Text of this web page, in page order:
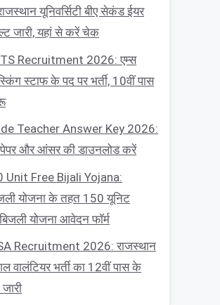
यूनिवर्सिटी बीए सेकंड ईयर
जारी, यहां से करें चेक
Recruitment 2026: एम्स
स्टाफ के पद पर भर्ती, 10वीं पास
Teacher Answer Key 2026:
और आंसर की डाउनलोड करें
Unit Free Bijali Yojana:
योजना के तहत 150 यूनिट
योजना आवेदन फॉर्म
Recruitment 2026: राजस्थान
वालंटियर भर्ती का 12वीं पास के